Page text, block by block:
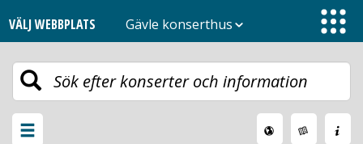
VÄLJ WEBBPLATS
Gävle konserthus
Toggle
navigation
Växla